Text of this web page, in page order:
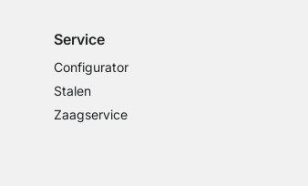
Service
Configurator
Stalen
Zaagservice